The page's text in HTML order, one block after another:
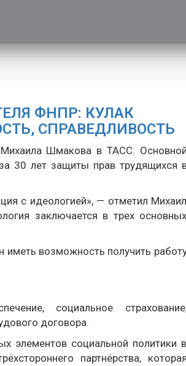
ФНПР: КУЛАК
СПРАВЕДЛИВОСТЬ
Шмакова в ТАСС. Основной
30 лет защиты прав трудящихся
с идеологией», — отметил Михаил
заключается в трех основных
возможность получить
социальное
договора.
элементов социальной политики в
партнёрства, которая